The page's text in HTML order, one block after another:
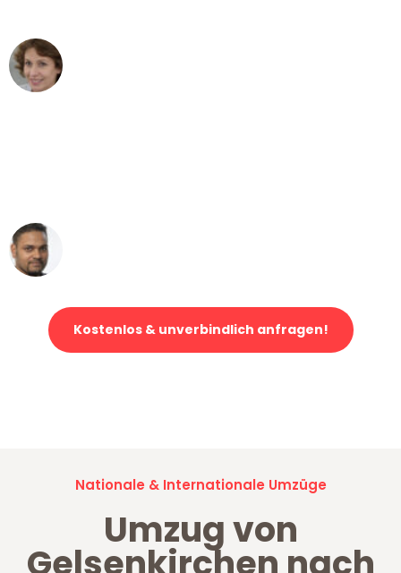
Kostenlos & unverbindlich anfragen!
Nationale & Internationale Umzüge
Umzug von
Gelsenkirchen nach